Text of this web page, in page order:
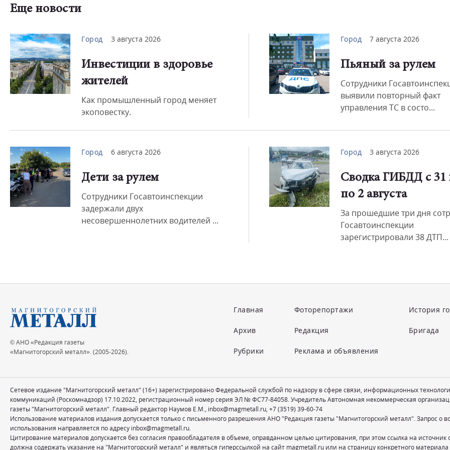
Еще новости
Город 3 августа 2026
Инвестиции в здоровье
жителей
Как промышленный город меняет
экоповестку.
Город 7 августа 2026
Пьяный за рулем
Сотрудники
выявили повторный факт
управления ТС в состо...
Город 6 августа 2026
Дети за рулем
Сотрудники Госавтоинспекции
задержали двух
несовершеннолетних водителей ...
Город 3 августа 2026
Сводка ГИБДД с 31
по 2 августа
За прошедшие три дня
Госавтоинспекции
зарегистрировали 38 ДТП...
© АНО «Редакция газеты
«Магнитогорский металл». (2005-2026).
Главная
Архив
Рубрики
Фоторепортажи
Редакция
Реклама и объявления
История
Бригада
Сетевое издание "Магнитогорский металл" (16+) зарегистрировано Федеральной службой по надзору в сфере связи, информационных
коммуникаций (Роскомнадзор) 17.10.2022, регистрационный номер серия ЭЛ № ФС77-84058. Учредитель Автономная некоммерческая
газеты "Магнитогорский металл". Главный редактор Наумов Е.М., inbox@magmetall.ru, +7 (3519) 39-60-74
Использование материалов издания допускается только с письменного разрешения АНО "Редакция газеты "Магнитогорский металл". Запрос о
использования направляется по адресу inbox@magmetall.ru.
Цитирование материалов допускается без согласия правообладателя в объеме, оправданном целью цитирования, при этом ссылка на источник
должна содержать указание на "Магнитогорский металл" и являться гиперссылкой на сайт magmetall.ru или на страницу конкретного материала